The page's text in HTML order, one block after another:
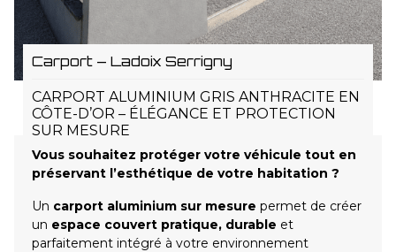
Carport – Ladoix Serrigny
CARPORT ALUMINIUM GRIS ANTHRACITE EN
CÔTE-D’OR – ÉLÉGANCE ET PROTECTION
SUR MESURE
Vous souhaitez protéger votre véhicule tout en
préservant l’esthétique de votre habitation ?
Un carport aluminium sur mesure permet de créer
un espace couvert pratique, durable et
parfaitement intégré à votre environnement